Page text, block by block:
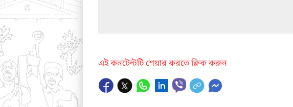
এই কনটেন্টটি শেয়ার করতে ক্লিক করুন